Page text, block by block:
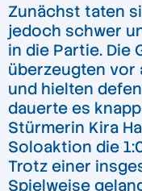
Zunächst taten
jedoch schwer
in die Partie. Die
überzeugten vor
und hielten
dauerte es
Stürmerin Kira
Soloaktion die
Trotz einer
Spielweise